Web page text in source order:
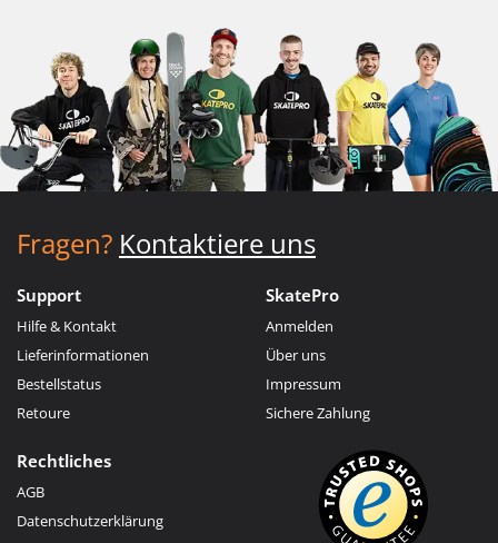
Fragen? Kontaktiere uns
Support
Hilfe & Kontakt
Lieferinformationen
Bestellstatus
Retoure
SkatePro
Anmelden
Über uns
Impressum
Sichere Zahlung
Rechtliches
AGB
Datenschutzerklärung